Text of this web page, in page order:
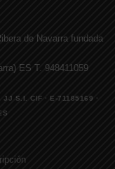
de Navarra fundada
ES T. 948411059
S.I. CIF · E-71185169 ·